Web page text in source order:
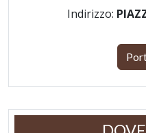
Indirizzo: